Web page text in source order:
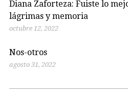
Diana Zaforteza: Fuiste lo
lágrimas y memoria
octubre 12, 2022
Nos-otros
agosto 31, 2022